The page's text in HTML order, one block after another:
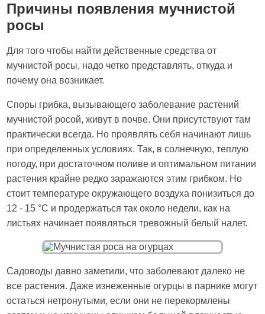
Причины появления мучнистой
росы
Для того чтобы найти действенные средства от
мучнистой росы, надо четко представлять, откуда и
почему она возникает.
Споры грибка, вызывающего заболевание растений
мучнистой росой, живут в почве. Они присутствуют там
практически всегда. Но проявлять себя начинают лишь
при определенных условиях. Так, в солнечную, теплую
погоду, при достаточном поливе и оптимальном питании
растения крайне редко заражаются этим грибком. Но
стоит температуре окружающего воздуха понизиться до
12 - 15 °C и продержаться так около недели, как на
листьях начинает появляться тревожный белый налет.
Садоводы давно заметили, что заболевают далеко не
все растения. Даже изнеженные огурцы в парнике могут
остаться нетронутыми, если они не перекормлены